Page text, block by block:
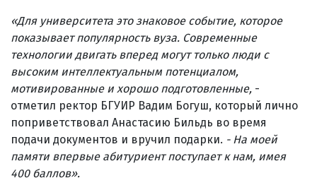
«Для университета это знаковое событие, которое
показывает популярность вуза. Современные
технологии двигать вперед могут только люди с
высоким интеллектуальным потенциалом,
мотивированные и хорошо подготовленные, -
отметил ректор БГУИР Вадим Богуш, который лично
поприветствовал Анастасию Бильдь во время
подачи документов и вручил подарки. - На моей
памяти впервые абитуриент поступает к нам, имея
400 баллов».